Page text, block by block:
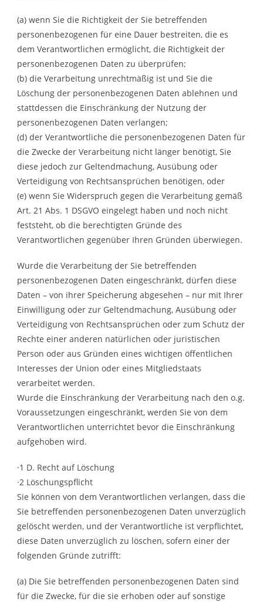
(a) wenn Sie die Richtigkeit der Sie betreffenden
personenbezogenen für eine Dauer bestreiten, die es
dem Verantwortlichen ermöglicht, die Richtigkeit der
personenbezogenen Daten zu überprüfen;
(b) die Verarbeitung unrechtmäßig ist und Sie die
Löschung der personenbezogenen Daten ablehnen und
stattdessen die Einschränkung der Nutzung der
personenbezogenen Daten verlangen;
(d) der Verantwortliche die personenbezogenen Daten für
die Zwecke der Verarbeitung nicht länger benötigt, Sie
diese jedoch zur Geltendmachung, Ausübung oder
Verteidigung von Rechtsansprüchen benötigen, oder
(e) wenn Sie Widerspruch gegen die Verarbeitung gemäß
Art. 21 Abs. 1 DSGVO eingelegt haben und noch nicht
feststeht, ob die berechtigten Gründe des
Verantwortlichen gegenüber Ihren Gründen überwiegen.
Wurde die Verarbeitung der Sie betreffenden
personenbezogenen Daten eingeschränkt, dürfen diese
Daten – von ihrer Speicherung abgesehen – nur mit Ihrer
Einwilligung oder zur Geltendmachung, Ausübung oder
Verteidigung von Rechtsansprüchen oder zum Schutz der
Rechte einer anderen natürlichen oder juristischen
Person oder aus Gründen eines wichtigen öffentlichen
Interesses der Union oder eines Mitgliedstaats
verarbeitet werden.
Wurde die Einschränkung der Verarbeitung nach den o.g.
Voraussetzungen eingeschränkt, werden Sie von dem
Verantwortlichen unterrichtet bevor die Einschränkung
aufgehoben wird.
·1 D. Recht auf Löschung
·2 Löschungspflicht
Sie können von dem Verantwortlichen verlangen, dass die
Sie betreffenden personenbezogenen Daten unverzüglich
gelöscht werden, und der Verantwortliche ist verpflichtet,
diese Daten unverzüglich zu löschen, sofern einer der
folgenden Gründe zutrifft:
(a) Die Sie betreffenden personenbezogenen Daten sind
für die Zwecke, für die sie erhoben oder auf sonstige